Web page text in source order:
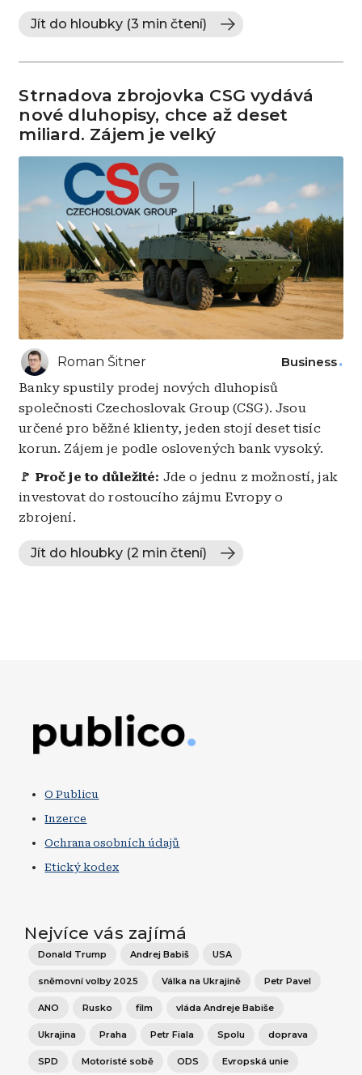
Jít do hloubky (3 min čtení)
Strnadova zbrojovka CSG vydává
nové dluhopisy, chce až deset
miliard. Zájem je velký
Roman Šitner Business
Banky spustily prodej nových dluhopisů
společnosti Czechoslovak Group (CSG). Jsou
určené pro běžné klienty, jeden stojí deset tisíc
korun. Zájem je podle oslovených bank vysoký.
🚩 Proč je to důležité: Jde o jednu z možností, jak
investovat do rostoucího zájmu Evropy o
zbrojení.
Jít do hloubky (2 min čtení)
O Publicu
Inzerce
Ochrana osobních údajů
Etický kodex
Nejvíce vás zajímá
Donald Trump Andrej Babiš USA
sněmovní volby 2025 Válka na Ukrajině Petr Pavel
ANO Rusko film vláda Andreje Babiše
Ukrajina Praha Petr Fiala Spolu doprava
SPD Motoristé sobě ODS Evropská unie